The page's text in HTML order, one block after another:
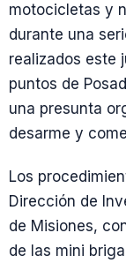
motocicletas y
durante una
realizados este
puntos de
una presunta
desarme y
Los
Dirección de
de Misiones,
de las mini